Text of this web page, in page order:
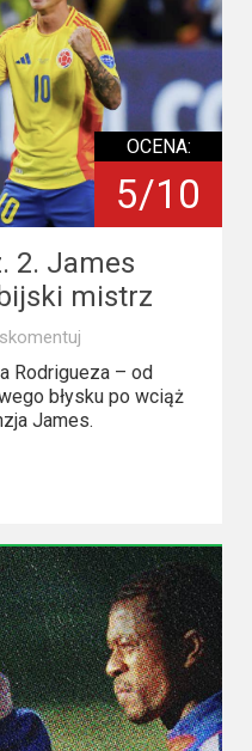
OCENA:
5/10
2. James
mistrz
skomentuj
Rodrigueza – od
błysku po wciąż
James.